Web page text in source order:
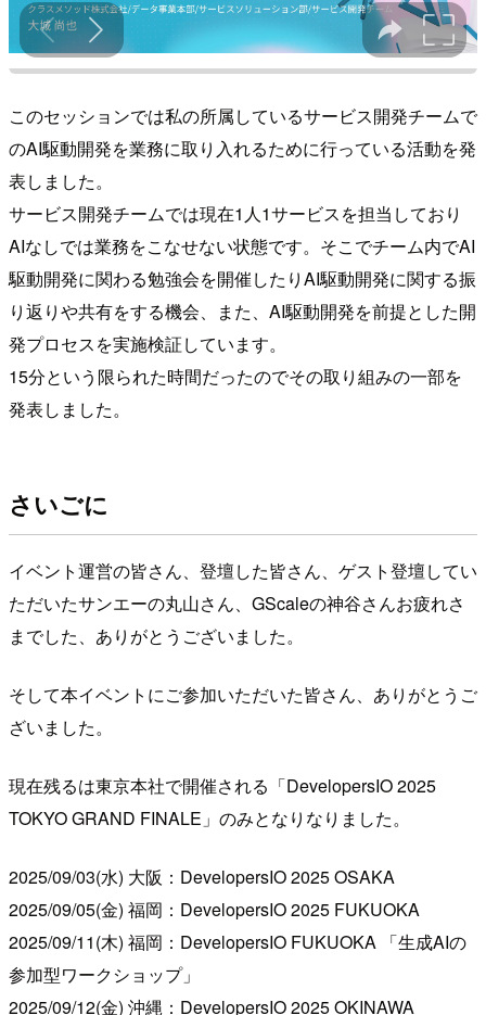
このセッションでは私の所属しているサービス開発チームで
のAI駆動開発を業務に取り入れるために行っている活動を発
表しました。
サービス開発チームでは現在1人1サービスを担当しており
AIなしでは業務をこなせない状態です。そこでチーム内でAI
駆動開発に関わる勉強会を開催したりAI駆動開発に関する振
り返りや共有をする機会、また、AI駆動開発を前提とした開
発プロセスを実施検証しています。
15分という限られた時間だったのでその取り組みの一部を
発表しました。
さいごに
イベント運営の皆さん、登壇した皆さん、ゲスト登壇してい
ただいたサンエーの丸山さん、GScaleの神谷さんお疲れさ
までした、ありがとうございました。
そして本イベントにご参加いただいた皆さん、ありがとうご
ざいました。
現在残るは東京本社で開催される「DevelopersIO 2025
TOKYO GRAND FINALE」のみとなりなりました。
2025/09/03(水) 大阪：DevelopersIO 2025 OSAKA
2025/09/05(金) 福岡：DevelopersIO 2025 FUKUOKA
2025/09/11(木) 福岡：DevelopersIO FUKUOKA 「生成AIの
参加型ワークショップ」
2025/09/12(金) 沖縄：DevelopersIO 2025 OKINAWA